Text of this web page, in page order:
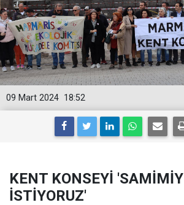
18:52
09 Mart 2024
KENT KONSEYİ
İSTİYORUZ'